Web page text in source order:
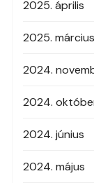
2025. április
2025. március
2024.
2024.
2024. június
2024. május